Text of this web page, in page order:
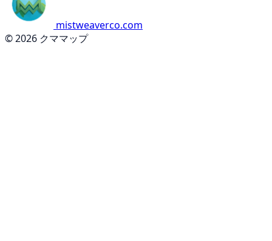
mistweaverco.com
© 2026 クママップ